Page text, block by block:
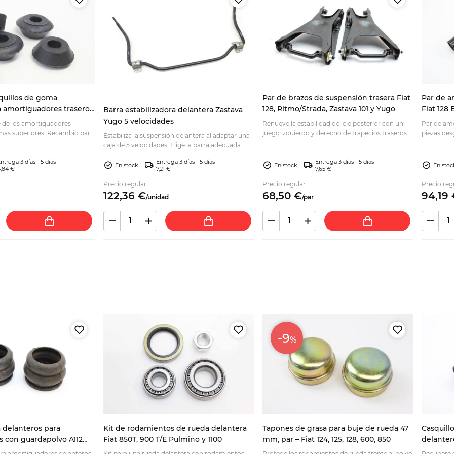
de goma
amortiguadores traseros
Ritmo Yugo 4227114
de los amortiguadores
superiores. Recambio para
3 días - 5 días
€
Barra estabilizadora delantera Zastava
Yugo 5 velocidades
Estabiliza la suspensión delantera al adaptar una
caja de 5 velocidades. Elige la barra adecuada
En stock
Entrega 3 días - 5 días
7,21 €
Precio regular
122,36 €/unidad
Par de brazos de suspensión trasera Fiat
128, Ritmo/Strada, Zastava 101 y Yugo
Renueve la estabilidad del eje posterior con un
juego izquierdo y derecho de trapecios traseros.
En stock
Entrega 3 días - 5 días
7,65 €
Precio regular
68,50 €/par
Par de
Fiat 128
101
Par de
piezas
En
Precio
94,19
delanteros para
guardapolvo A112
9 Beta 4201143
Kit de rodamientos de rueda delantera
Fiat 850T, 900 T/E Pulmino y 1100
-9%
Tapones de grasa para buje de rueda 47
mm, par – Fiat 124, 125, 128, 600, 850
4x4 (141)